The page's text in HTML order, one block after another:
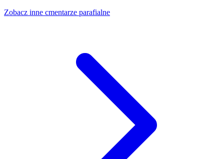
Zobacz inne cmentarze parafialne